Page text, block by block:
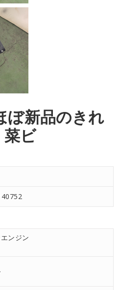
ぼ新品のきれ
ビ
エンジン